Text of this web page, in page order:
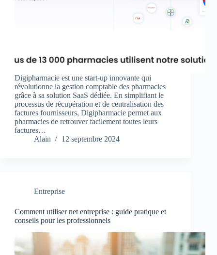
Digipharmacie est une start-up innovante qui
révolutionne la gestion comptable des pharmacies
grâce à sa solution SaaS dédiée. En simplifiant le
processus de récupération et de centralisation des
factures fournisseurs, Digipharmacie permet aux
pharmacies de retrouver facilement toutes leurs
factures…
Alain
12 septembre 2024
Entreprise
Comment utiliser net entreprise : guide pratique et
conseils pour les professionnels